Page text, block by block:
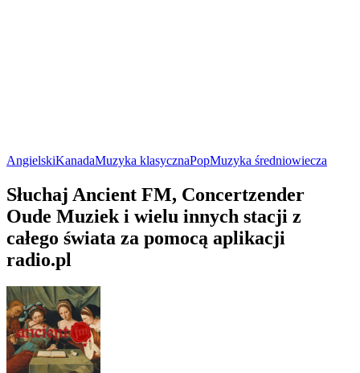
AngielskiKanadaMuzyka klasycznaPopMuzyka średniowiecza
Słuchaj Ancient FM, Concertzender
Oude Muziek i wielu innych stacji z
całego świata za pomocą aplikacji
radio.pl